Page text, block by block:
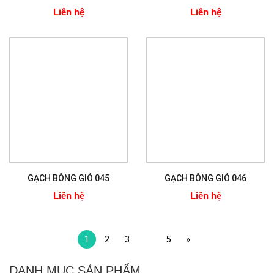
Liên hệ Liên hệ
GẠCH BÔNG GIÓ 045
Liên hệ
GẠCH BÔNG GIÓ 046
Liên hệ
1 2 3 5 »